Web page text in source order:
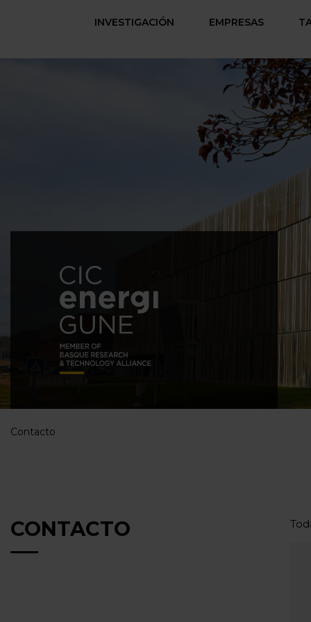
INVESTIGACIÓN EMPRESAS
Contacto
CONTACTO